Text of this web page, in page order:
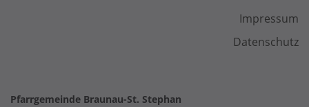
Impressum
Datenschutz
Pfarrgemeinde Braunau-St. Stephan